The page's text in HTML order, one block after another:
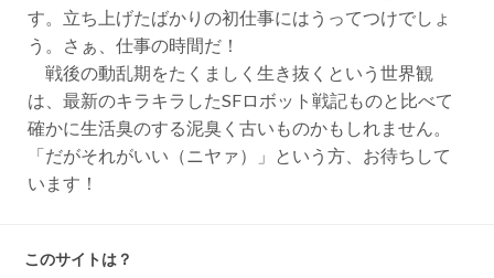
す。立ち上げたばかりの初仕事にはうってつけでしょ
う。さぁ、仕事の時間だ！
戦後の動乱期をたくましく生き抜くという世界観
は、最新のキラキラしたSFロボット戦記ものと比べて
確かに生活臭のする泥臭く古いものかもしれません。
「だがそれがいい（ニヤァ）」という方、お待ちして
います！
このサイトは？